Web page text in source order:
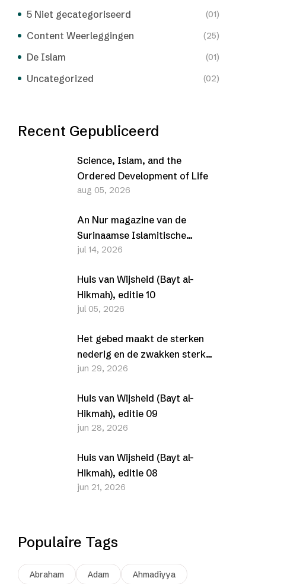
5 Niet gecategoriseerd (01)
Content Weerleggingen (25)
De Islam (01)
Uncategorized (02)
Recent Gepubliceerd
Science, Islam, and the
Ordered Development of Life
aug 05, 2026
An Nur magazine van de
Surinaamse Islamitische
Vereniging (SIV) –
jul 14, 2026
Huis van Wijsheid (Bayt al-
Hikmah), editie 10
jul 05, 2026
Het gebed maakt de sterken
nederig en de zwakken sterk
(Al-Furqān, 25-63-77)
jun 29, 2026
Huis van Wijsheid (Bayt al-
Hikmah), editie 09
jun 28, 2026
Huis van Wijsheid (Bayt al-
Hikmah), editie 08
jun 21, 2026
Populaire Tags
Abraham Adam
Ahmadiyya